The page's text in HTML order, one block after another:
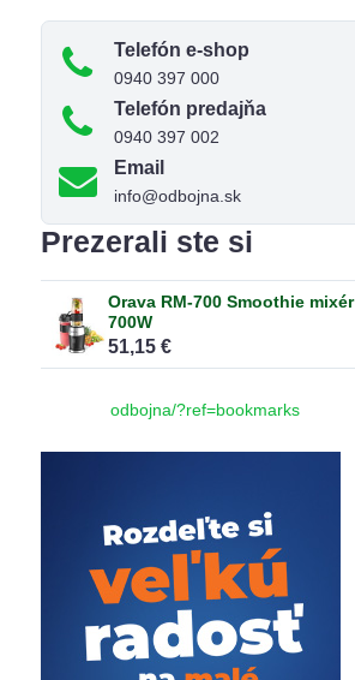
Telefón e-shop
0940 397 000
Telefón predajňa
0940 397 002
Email
info@odbojna.sk
Prezerali ste si
Orava RM-700 Smoothie mixér
700W
51,15 €
odbojna/?ref=bookmarks